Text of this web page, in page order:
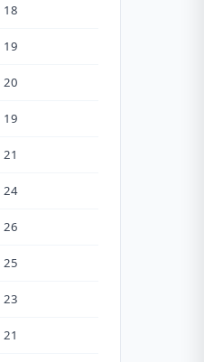
18
19
20
19
21
24
26
25
23
21